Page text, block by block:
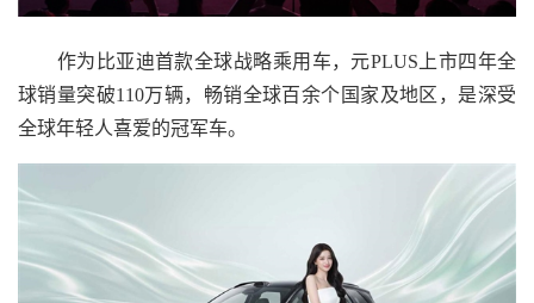
作为比亚迪首款全球战略乘用车，元PLUS上市四年全
球销量突破110万辆，畅销全球百余个国家及地区，是深受
全球年轻人喜爱的冠军车。